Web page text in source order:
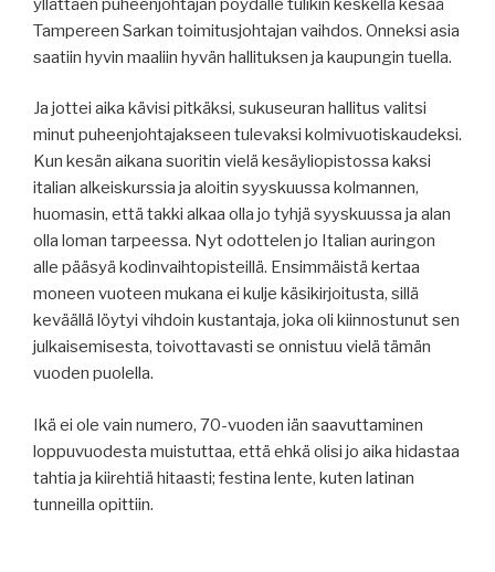
Tampereen Sarkan toimitusjohtajan vaihdos. Onneksi asia
saatiin hyvin maaliin hyvän hallituksen ja kaupungin tuella.
Ja jottei aika kävisi pitkäksi, sukuseuran hallitus valitsi
minut puheenjohtajakseen tulevaksi kolmivuotiskaudeksi.
Kun kesän aikana suoritin vielä kesäyliopistossa kaksi
italian alkeiskurssia ja aloitin syyskuussa kolmannen,
huomasin, että takki alkaa olla jo tyhjä syyskuussa ja alan
olla loman tarpeessa. Nyt odottelen jo Italian auringon
alle pääsyä kodinvaihtopisteillä. Ensimmäistä kertaa
moneen vuoteen mukana ei kulje käsikirjoitusta, sillä
keväällä löytyi vihdoin kustantaja, joka oli kiinnostunut sen
julkaisemisesta, toivottavasti se onnistuu vielä tämän
vuoden puolella.
Ikä ei ole vain numero, 70-vuoden iän saavuttaminen
loppuvuodesta muistuttaa, että ehkä olisi jo aika hidastaa
tahtia ja kiirehtiä hitaasti; festina lente, kuten latinan
tunneilla opittiin.